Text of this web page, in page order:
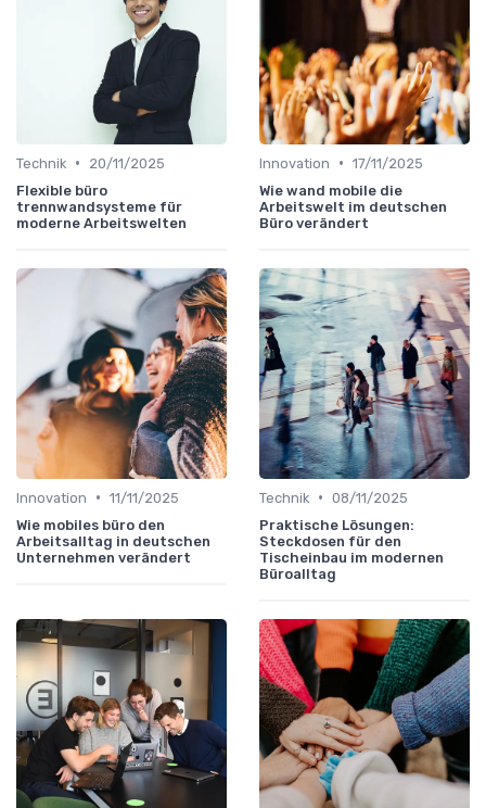
Technik •
20/11/2025
Flexible büro
trennwandsysteme für
moderne Arbeitswelten
Innovation • 17/11/2025
Wie wand mobile die
Arbeitswelt im deutschen
Büro verändert
Innovation • 11/11/2025
Wie mobiles büro den
Arbeitsalltag in deutschen
Unternehmen verändert
Technik • 08/11/2025
Praktische Lösungen:
Steckdosen für den
Tischeinbau im modernen
Büroalltag